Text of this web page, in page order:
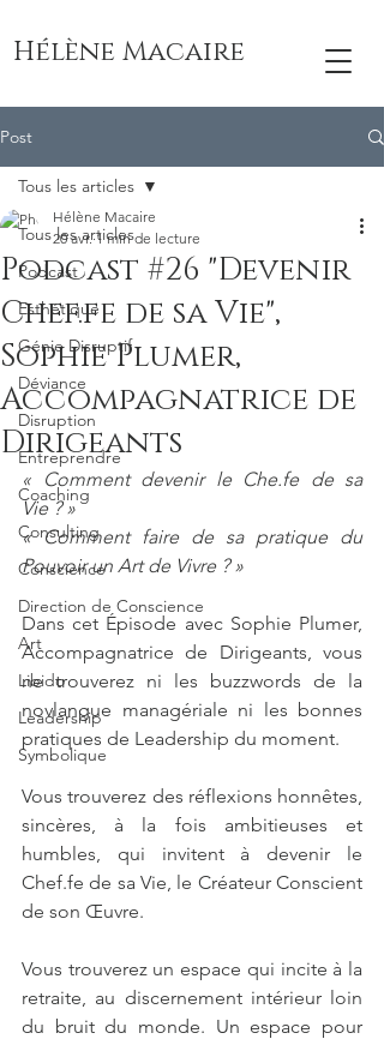
Hélène Macaire
Post
Tous les articles
Podcast
Esthétique
Génie Disruptif
Déviance
Disruption
Entreprendre
Coaching
Consulting
Conscience
Direction de Conscience
Art
Libido
Leadership
Symbolique
Tous les articles
Podcast #26 "Devenir
Chef.fe de sa Vie",
Sophie Plumer,
Accompagnatrice de
Dirigeants
Hélène Macaire
20 avr. 1 min de lecture
« Comment devenir le Che.fe de sa
Vie ? »
« Comment faire de sa pratique du
Pouvoir un Art de Vivre ? »
Dans cet Épisode avec Sophie Plumer,
Accompagnatrice de Dirigeants, vous
ne trouverez ni les buzzwords de la
novlangue managériale ni les bonnes
pratiques de Leadership du moment.
Vous trouverez des réflexions honnêtes,
sincères, à la fois ambitieuses et
humbles, qui invitent à devenir le
Chef.fe de sa Vie, le Créateur Conscient
de son Œuvre.
Vous trouverez un espace qui incite à la
retraite, au discernement intérieur loin
du bruit du monde. Un espace pour